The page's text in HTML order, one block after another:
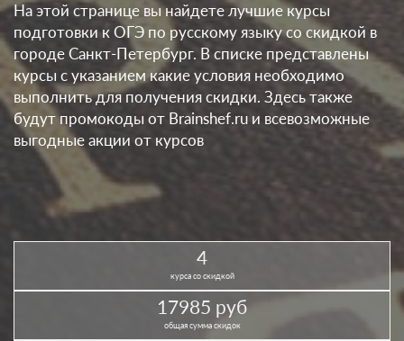
account_box
На этой странице вы найдете лучшие курсы
подготовки к ОГЭ по русскому языку со скидкой в
городе Санкт-Петербург. В списке представлены
курсы с указанием какие условия необходимо
выполнить для получения скидки. Здесь также
будут промокоды от Brainshef.ru и всевозможные
выгодные акции от курсов
4
курса со скидкой
17985 руб
общая сумма скидок